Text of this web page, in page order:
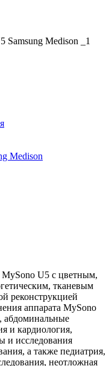
Medison
MySono U5 с цветным,
тканевым
реконструкцией
аппарата MySono
абдоминальные
и кардиология,
и исследования
а также педиатрия,
неотложная